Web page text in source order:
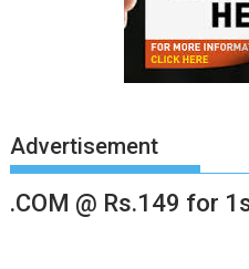
Advertisement
.COM @ Rs.149 for